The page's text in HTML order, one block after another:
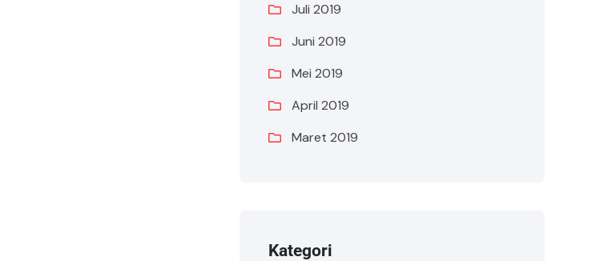
Juli 2019
Juni 2019
Mei 2019
April 2019
Maret 2019
Kategori